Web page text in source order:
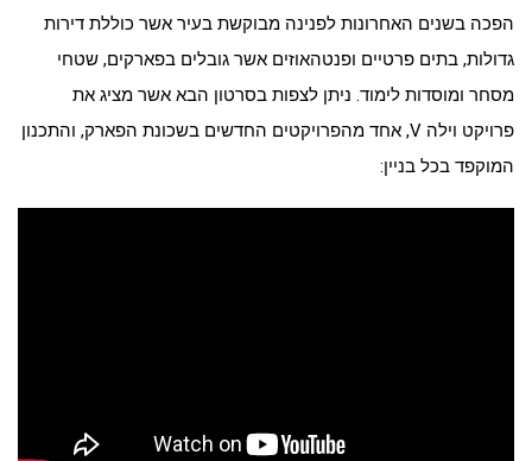
הפכה בשנים האחרונות לפנינה מבוקשת בעיר אשר כוללת דירות
גדולות, בתים פרטיים ופנטהאוזים אשר גובלים בפארקים, שטחי
מסחר ומוסדות לימוד. ניתן לצפות בסרטון הבא אשר מציג את
פרויקט וילה V, אחד מהפרויקטים החדשים בשכונת הפארק, והתכנון
המוקפד בכל בניין: